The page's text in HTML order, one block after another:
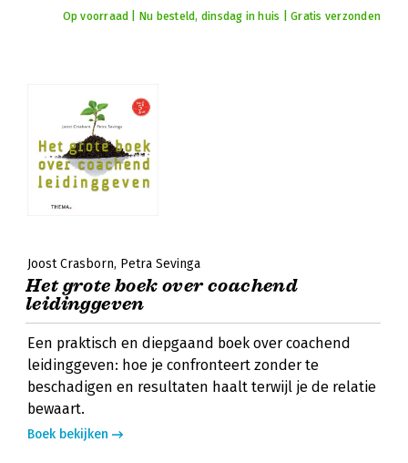
Op voorraad | Nu besteld, dinsdag in huis | Gratis verzonden
Joost Crasborn Petra Sevinga
Het grote boek over coachend
leidinggeven
Een praktisch en diepgaand boek over coachend
leidinggeven: hoe je confronteert zonder te
beschadigen en resultaten haalt terwijl je de relatie
bewaart.
Boek bekijken